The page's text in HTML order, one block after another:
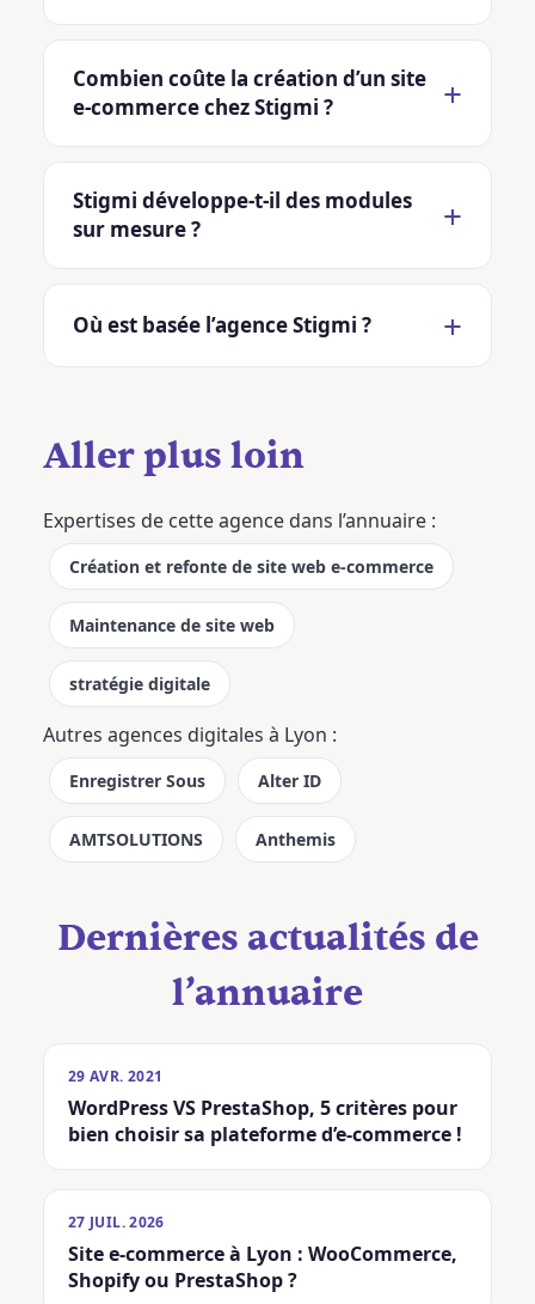
Combien coûte la création d’un site
e-commerce chez Stigmi ?
Stigmi développe-t-il des modules
sur mesure ?
Où est basée l’agence Stigmi ?
Aller plus loin
Expertises de cette agence dans l’annuaire :
Création et refonte de site web e-commerce
Maintenance de site web
stratégie digitale
Autres agences digitales à Lyon :
Enregistrer Sous Alter ID
AMTSOLUTIONS Anthemis
Dernières actualités de
l’annuaire
29 AVR. 2021
WordPress VS PrestaShop, 5 critères pour
bien choisir sa plateforme d’e-commerce !
27 JUIL. 2026
Site e-commerce à Lyon : WooCommerce,
Shopify ou PrestaShop ?